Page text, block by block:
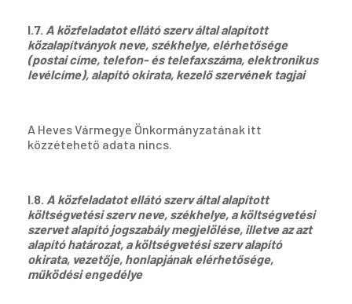
I.7. A közfeladatot ellátó szerv által alapított
közalapítványok neve, székhelye, elérhetősége
(postai címe, telefon- és telefaxszáma, elektronikus
levélcíme), alapító okirata, kezelő szervének tagjai
A Heves Vármegye Önkormányzatának itt
közzétehető adata nincs.
I.8. A közfeladatot ellátó szerv által alapított
költségvetési szerv neve, székhelye, a költségvetési
szervet alapító jogszabály megjelölése, illetve az azt
alapító határozat, a költségvetési szerv alapító
okirata, vezetője, honlapjának elérhetősége,
működési engedélye